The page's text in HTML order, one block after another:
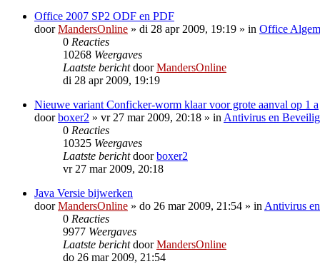
Office 2007 SP2 ODF en PDF
doorMandersOnline » di 28 apr 2009, 19:19 » in Office
0 Reacties
10268 Weergaves
Laatste berichtdoorMandersOnline
di 28 apr 2009, 19:19
Nieuwe variant Conficker-worm klaar voor grote aanval op 1 a
doorboxer2 » vr 27 mar 2009, 20:18 » in Antivirus en
0 Reacties
10325 Weergaves
Laatste berichtdoorboxer2
vr 27 mar 2009, 20:18
Java Versie bijwerken
doorMandersOnline » do 26 mar 2009, 21:54 » in Antivirus
0 Reacties
9977 Weergaves
Laatste berichtdoorMandersOnline
do 26 mar 2009, 21:54